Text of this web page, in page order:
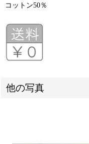
コットン50％
他の写真